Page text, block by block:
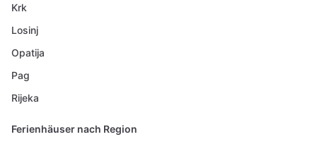
Krk
Losinj
Opatija
Pag
Rijeka
Ferienhäuser nach Region